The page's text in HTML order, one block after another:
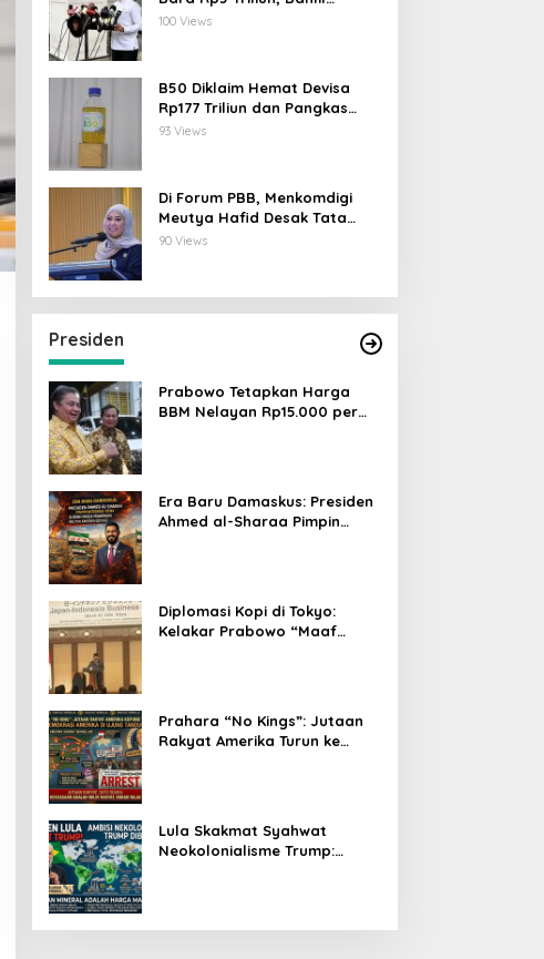
Lahadalia: ESDM Siap Berikan
100 Views
B50 Diklaim Hemat Devisa
Rp177 Triliun dan Pangkas
Emisi 44 Juta Ton CO₂
93 Views
Di Forum PBB, Menkomdigi
Meutya Hafid Desak Tata
Kelola AI Global Utamakan
90 Views
Presiden
Prabowo Tetapkan Harga
BBM Nelayan Rp15.000 per
Era Baru Damaskus: Presiden
Ahmed al-Sharaa Pimpin
Diplomasi Kopi di Tokyo:
Kelakar Prabowo “Maaf
Prahara “No Kings”: Jutaan
Rakyat Amerika Turun ke
Lula Skakmat Syahwat
Neokolonialisme Trump: